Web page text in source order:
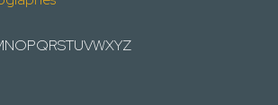
NOPQRSTUVWXYZ